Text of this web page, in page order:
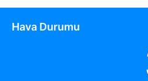
Hava Durumu